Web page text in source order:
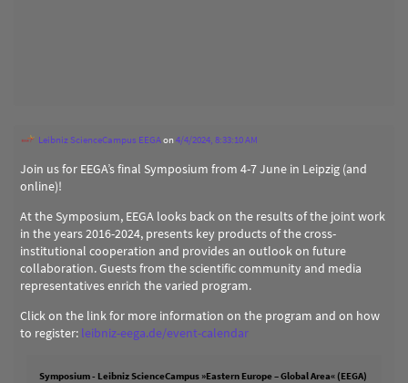
Leibniz ScienceCampus EEGAon4/4/2024, 8:33:10 AM
Join us for EEGA’s final Symposium from 4-7 June in Leipzig (and
online)!
At the Symposium, EEGA looks back on the results of the joint work
in the years 2016-2024, presents key products of the cross-
institutional cooperation and provides an outlook on future
collaboration. Guests from the scientific community and media
representatives enrich the varied program.
Click on the link for more information on the program and on how
to register: leibniz-eega.de/event-calendar
Symposium - Leibniz ScienceCampus »Eastern Europe – Global Area« (EEGA)